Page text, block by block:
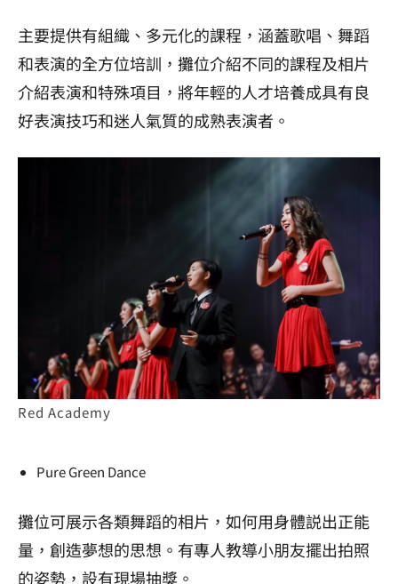
主要提供有組織、多元化的課程，涵蓋歌唱、舞蹈
和表演的全方位培訓，攤位介紹不同的課程及相片
介紹表演和特殊項目，將年輕的人才培養成具有良
好表演技巧和迷人氣質的成熟表演者。
Red Academy
Pure Green Dance
攤位可展示各類舞蹈的相片，如何用身體説出正能
量，創造夢想的思想。有專人教導小朋友擺出拍照
的姿勢，設有現場抽獎。